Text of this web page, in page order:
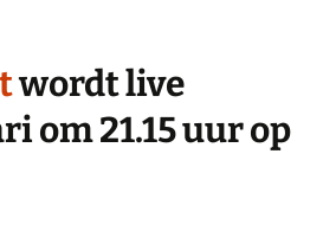
wordt live
om 21.15 uur op